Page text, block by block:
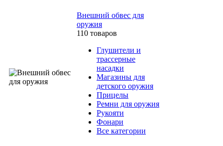
Внешний обвес для
оружия
110 товаров
Глушители и
трассерные
насадки
Магазины для
детского оружия
Прицелы
Ремни для оружия
Рукояти
Фонари
Все категории